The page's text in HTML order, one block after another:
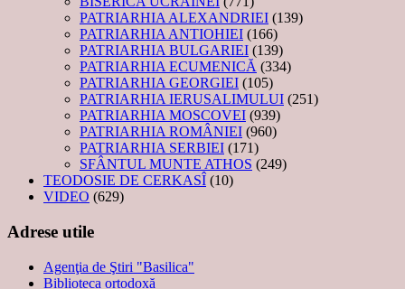
PATRIARHIA ALEXANDRIEI (139)
PATRIARHIA ANTIOHIEI (166)
PATRIARHIA BULGARIEI (139)
PATRIARHIA ECUMENICĂ (334)
PATRIARHIA GEORGIEI (105)
PATRIARHIA IERUSALIMULUI (251)
PATRIARHIA MOSCOVEI (939)
PATRIARHIA ROMÂNIEI (960)
PATRIARHIA SERBIEI (171)
SFÂNTUL MUNTE ATHOS (249)
TEODOSIE DE CERKASÎ (10)
VIDEO (629)
Adrese utile
Agenţia de Ştiri "Basilica"
Biblioteca ortodoxă